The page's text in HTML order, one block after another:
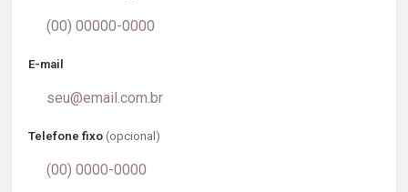
E-mail
Telefone fixo (opcional)